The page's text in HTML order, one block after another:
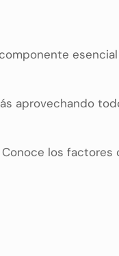
esencial
aprovechando
los factores